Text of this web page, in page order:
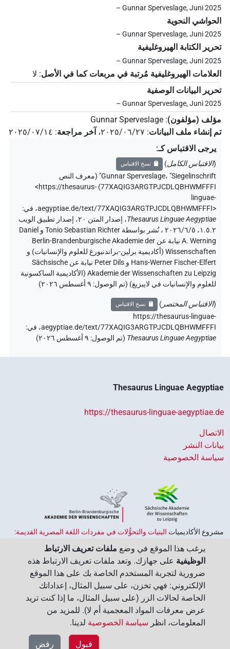
– Gunnar Sperveslage, Juni 2025
الحواشي النحوية
– Gunnar Sperveslage, Juni 2025
تحرير الكتابة الهيروغليفية
– Gunnar Sperveslage, Juni 2025
العلامات الهيروغليفية مُرتبة في مربعات كما في الأصل: لا
تحرير البيانات الوصفية
– Gunnar Sperveslage, Juni 2025
مؤلف (مؤلفون):
Gunnar Sperveslage
تم إنشاء ملف البيانات: ٢٠٢٥/٠٦/٢٧، آخر مراجعة: ٢٠٢٥/٠٧/١٤
يرجى الاقتباس كـ:
(الاقتباس الكامل) نسخ الاقتباس
Gunnar Sperveslage، "Siegelinschrift" (
معرف النص
77XAQIG3ARGTPJCDLQBHWMFFFI
)
<https://thesaurus-
linguae-
aegyptiae.de/text/77XAQIG3ARGTPJCDLQBHWMFFFI>، في:
Thesaurus Linguae Aegyptiae،
إصدار المتن ٢٠، إصدار تطبيق الويب
۱.٥.٢، ٢٠٢٦/٦/٥ ، نُشر بواسطة Tonio Sebastian Richter و Daniel
A. Werning نيابة عن Berlin-Brandenburgische Akademie der
Wissenschaften (أكاديمية برلين-براندنبورغ للعلوم والإنسانيات) و
Hans-Werner Fischer-Elfert و Peter Dils نيابة عن Sächsische
Akademie der Wissenschaften zu Leipzig (الأكاديمية الساكسونية
للعلوم والإنسانيات في لايبزيغ) (تم الوصول: ٩ أغسطس ٢٠٢٦ )
(الاقتباس المختصر ) نسخ الاقتباس
https://thesaurus-linguae-
aegyptiae.de/text/77XAQIG3ARGTPJCDLQBHWMFFFI، في:
Thesaurus Linguae Aegyptiae
(تم الوصول: ٩ أغسطس ٢٠٢٦ )
Thesaurus Linguae Aegyptiae
https://thesaurus-linguae-aegyptiae.de
الاتصال
بيانات النشر
سياسة الخصوصية
مشروع الأكاديميات ‏ البنيات والتحوُّلات في مفردات اللغة المصرية القديمة:
الممول من قبل الحكومة الاتحادية وحكومات الولايات بجمهورية ألمانيا
الاتحادية، وهو يهدف إلى الحفاظ على تراثنا الثقافي واسترجاعه واستكشافه.
يُنسَّق البرنامج من قِبلاتحاد الأكاديميات الألمانية للعلوم والإنسانيات‏.
يرغب هذا الموقع في وضع ملفات تعريف الارتباط
الوظيفية على جهازك. وتعد ملفات تعريف الارتباط هذه
ضرورية لتجربة المستخدم الخاصة بك على هذا الموقع
الإلكتروني: فهي تخزن، على سبيل المثال، إعداداتك
الخاصة لحالات الزر (على سبيل المثال، ما إذا كنت تريد
عرض معرفات المواد المعجمية أم لا). للمزيد من
المعلومات، انظر سياسة الخصوصية لدينا.‏
رفض قبول